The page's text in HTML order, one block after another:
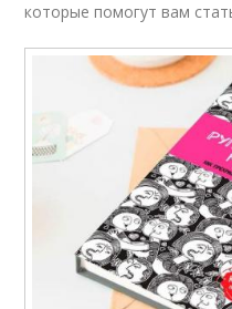
которые помогут вам